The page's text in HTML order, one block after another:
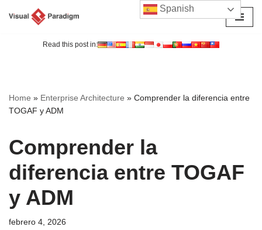
Read this post in:
Home » Enterprise Architecture » Comprender la diferencia entre
TOGAF y ADM
Comprender la
diferencia entre TOGAF
y ADM
febrero 4, 2026
Spanish